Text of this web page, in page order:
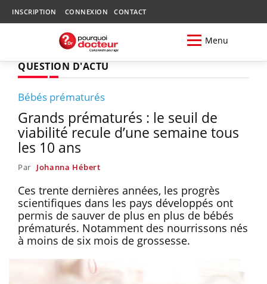
INSCRIPTION CONNEXION CONTACT
Menu
QUESTION D'ACTU
Bébés prématurés
Grands prématurés : le seuil de
viabilité recule d’une semaine tous
les 10 ans
Par Johanna Hébert
Ces trente dernières années, les progrès
scientifiques dans les pays développés ont
permis de sauver de plus en plus de bébés
prématurés. Notamment des nourrissons nés
à moins de six mois de grossesse.